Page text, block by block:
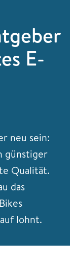
E-
neu sein:
günstiger
Qualität.
das
lohnt.